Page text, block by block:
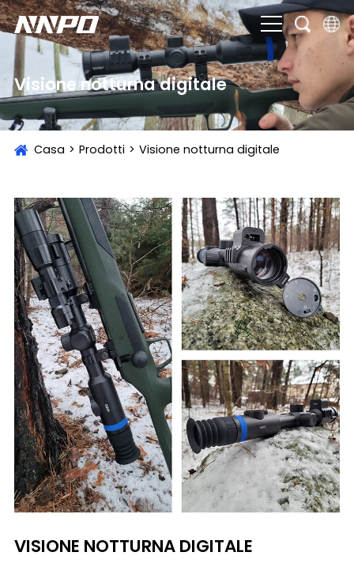
English
čeština
Deutsch
Français
Português
Brasil
Русский
slovenský
Español
Visione notturna digitale
Casa > Prodotti > Visione notturna digitale
VISIONE NOTTURNA DIGITALE